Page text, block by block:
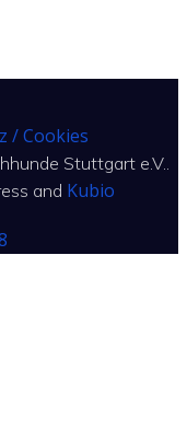
/ Cookies
Stuttgart e.V..
and Kubio